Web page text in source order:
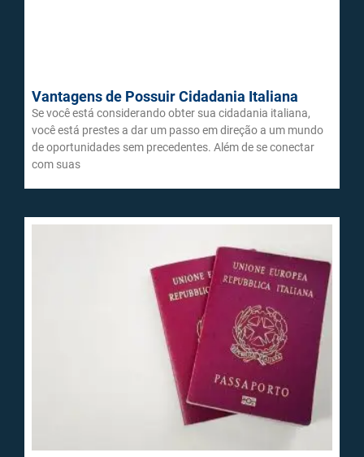
Vantagens de Possuir Cidadania Italiana
Se você está considerando obter sua cidadania italiana,
você está prestes a dar um passo em direção a um mundo
de oportunidades sem precedentes. Além de se conectar
com suas